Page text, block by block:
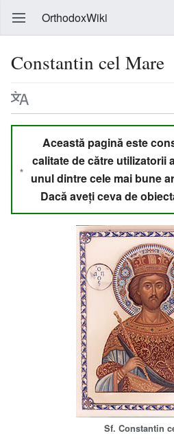
OrthodoxWiki
Constantin cel Mare
Această pagină este
calitate de către utilizatorii
unul dintre cele mai bune
Dacă aveți ceva de
Sf. Constantin